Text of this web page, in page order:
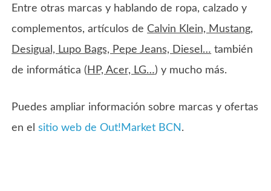
Entre otras marcas y hablando de ropa, calzado y
complementos, artículos de Calvin Klein, Mustang,
Desigual, Lupo Bags, Pepe Jeans, Diesel… también
de informática ( HP, Acer, LG…) y mucho más.
Puedes ampliar información sobre marcas y ofertas
en elsitio web de Out!Market BCN .